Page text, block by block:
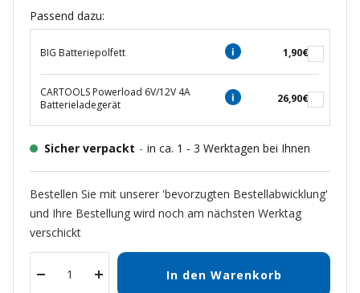
Passend dazu:
BIG Batteriepolfett 1,90€
CARTOOLS Powerload 6V/12V 4A
Batterieladegerät
26,90€
Sicher verpackt - in ca. 1 - 3 Werktagen bei Ihnen
Bestellen Sie mit unserer 'bevorzugten Bestellabwicklung'
und Ihre Bestellung wird noch am nächsten Werktag
verschickt
Menge
Menge
In den Warenkorb